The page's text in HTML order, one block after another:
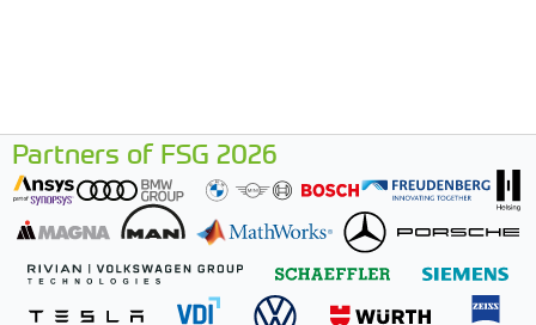
Partners of FSG 2026